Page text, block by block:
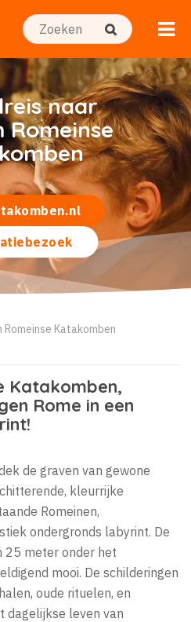
naar
Romeinse
Romeinse Katakomben
Katakomben,
Rome in een
de graven van gewone
kleurrijke
Romeinen,
ondergronds labyrint. De
25 meter onder het
mooi. De schilderingen
oude rituelen, en
dagelijkse leven van